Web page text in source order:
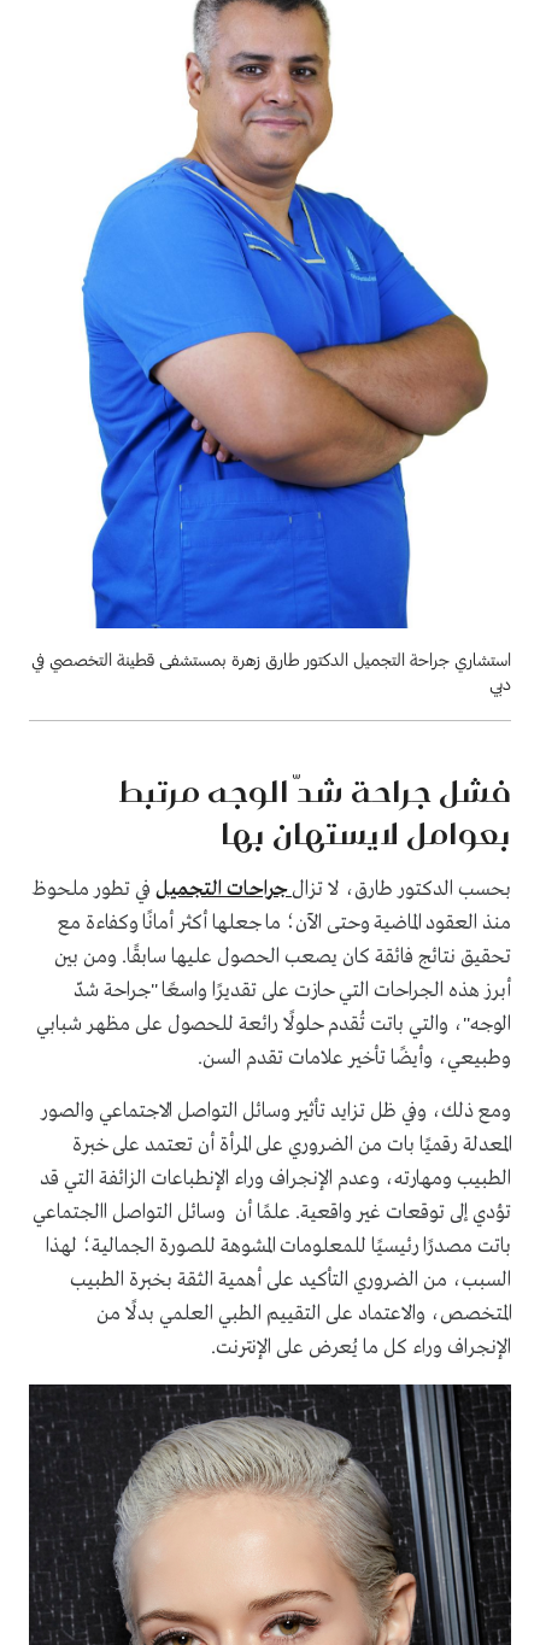
استشاري جراحة التجميل الدكتور طارق زهرة بمستشفى قطينة التخصصي في
دبي
فشل جراحة شدّ الوجه مرتبط
بعوامل لايستهان بها
بحسب الدكتور طارق، لا تزالجراحات التجميل في تطور ملحوظ
منذ العقود الماضية وحتى الآن؛ ما جعلها أكثر أمانًا وكفاءة مع
تحقيق نتائج فائقة كان يصعب الحصول عليها سابقًا. ومن بين
أبرز هذه الجراحات التي حازت على تقديرًا واسعًا "جراحة شدّ
الوجه"، والتي باتت تُقدم حلولًا رائعة للحصول على مظهر شبابي
وطبيعي، وأيضًا تأخير علامات تقدم السن.
ومع ذلك، وفي ظل تزايد تأثير وسائل التواصل الاجتماعي والصور
المعدلة رقميًا بات من الضروري على المرأة أن تعتمد على خبرة
الطبيب ومهارته، وعدم الإنجراف وراء الإنطباعات الزائفة التي قد
تؤدي إلى توقعات غير واقعية. علمًا أن وسائل التواصل االجتماعي
باتت مصدرًا رئيسيًا للمعلومات المشوهة للصورة الجمالية؛ لهذا
السبب، من الضروري التأكيد على أهمية الثقة بخبرة الطبيب
المتخصص، والاعتماد على التقييم الطبي العلمي بدلًا من
الإنجراف وراء كل ما يُعرض على الإنترنت.